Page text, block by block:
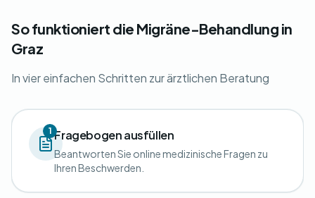
So funktioniert die Migräne-Behandlung in
Graz
In vier einfachen Schritten zur ärztlichen Beratung
1 Fragebogen ausfüllen
Beantworten Sie online medizinische Fragen zu
Ihren Beschwerden.